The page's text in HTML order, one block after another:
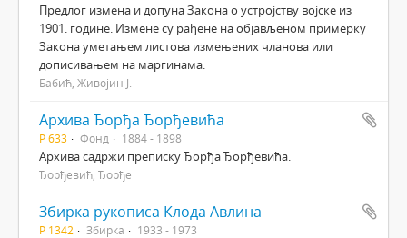
Предлог измена и допуна Закона о устројству војске из
1901. године. Измене су рађене на објављеном примерку
Закона уметањем листова измењених чланова или
дописивањем на маргинама.
Бабић, Живојин Ј.
Архива Ђорђа Ђорђевића
Р 633 Фонд 1884 - 1898
Архива садржи преписку Ђорђа Ђорђевића.
Ђорђевић, Ђорђе
Збирка рукописа Клода Авлина
Р 1342 Збирка 1933 - 1973